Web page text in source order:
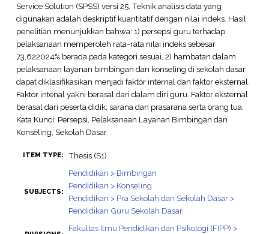
Service Solution (SPSS) versi 25. Teknik analisis data yang
digunakan adalah deskriptif kuantitatif dengan nilai indeks. Hasil
penelitian menunjukkan bahwa: 1) persepsi guru terhadap
pelaksanaan memperoleh rata-rata nilai indeks sebesar
73,622024% berada pada kategori sesuai, 2) hambatan dalam
pelaksanaan layanan bimbingan dan konseling di sekolah dasar
dapat diklasifikasikan menjadi faktor internal dan faktor eksternal.
Faktor intenal yakni berasal dari dalam diri guru. Faktor eksternal
berasal dari peserta didik, sarana dan prasarana serta orang tua.
Kata Kunci: Persepsi, Pelaksanaan Layanan Bimbingan dan
Konseling, Sekolah Dasar
ITEM TYPE: Thesis (S1)
SUBJECTS:
Pendidikan > Bimbingan
Pendidikan > Konseling
Pendidikan > Pra Sekolah dan Sekolah Dasar >
Pendidikan Guru Sekolah Dasar
Fakultas Ilmu Pendidikan dan Psikologi (FIPP) >